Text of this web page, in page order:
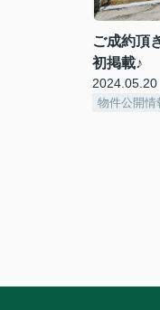
ご成約頂
初掲載♪
2024.05.20
物件公開情